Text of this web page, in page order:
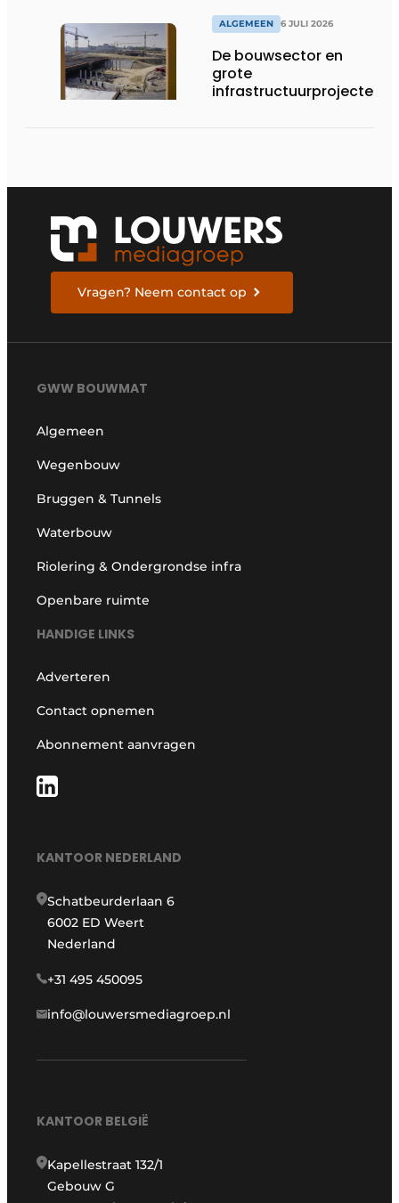
ALGEMEEN 6 JULI 2026
De bouwsector en
grote
infrastructuurprojecten
Vragen? Neem contact op
GWW BOUWMAT
Algemeen
Wegenbouw
Bruggen & Tunnels
Waterbouw
Riolering & Ondergrondse infra
Openbare ruimte
HANDIGE LINKS
Adverteren
Contact opnemen
Abonnement aanvragen
KANTOOR NEDERLAND
Schatbeurderlaan 6
6002 ED Weert
Nederland
+31 495 450095
info@louwersmediagroep.nl
KANTOOR BELGIË
Kapellestraat 132/1
Gebouw G